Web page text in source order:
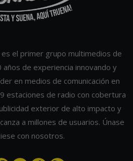
el primer grupo multimedios de
años de experiencia innovando y
en medios de comunicación en
estaciones de radio con cobertura
exterior de alto impacto y
a millones de usuarios. Únase
con nosotros.